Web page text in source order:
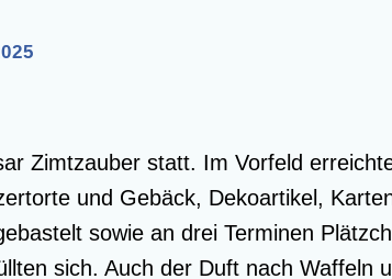
Zimt­zau­ber statt. Im Vor­feld
und Gebäck, Deko­ar­ti­kel,
sowie an drei Ter­mi­nen
sich. Auch der Duft nach Waf­feln